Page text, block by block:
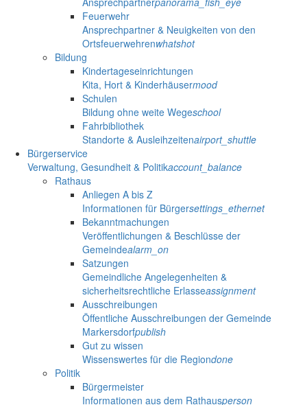
Feuerwehr
Ansprechpartner & Neuigkeiten von den
Ortsfeuerwehrenwhatshot
Bildung
Kindertageseinrichtungen
Kita, Hort & Kinderhäusermood
Schulen
Bildung ohne weite Wegeschool
Fahrbibliothek
Standorte & Ausleihzeitenairport_shuttle
Bürgerservice
Verwaltung, Gesundheit & Politikaccount_balance
Rathaus
Anliegen A bis Z
Informationen für Bürgersettings_ethernet
Bekanntmachungen
Veröffentlichungen & Beschlüsse der
Gemeindealarm_on
Satzungen
Gemeindliche Angelegenheiten &
sicherheitsrechtliche Erlasseassignment
Ausschreibungen
Öffentliche Ausschreibungen der Gemeinde
Markersdorfpublish
Gut zu wissen
Wissenswertes für die Regiondone
Politik
Bürgermeister
Informationen aus dem Rathausperson